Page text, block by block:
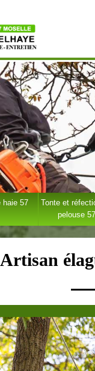
haie 57
Tonte et
pelouse 57
Artisan